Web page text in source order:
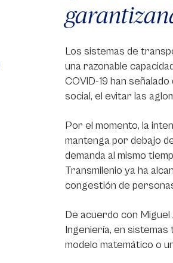
Los sistemas de
una razonable
COVID-19 han
social, el evitar las
Por el momento, la
mantenga por debajo
demanda al mismo
Transmilenio ya ha
congestión de
De acuerdo con
Ingeniería, en
modelo matemático o